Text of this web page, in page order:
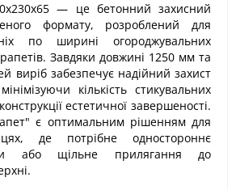
— це бетонний захисний
формату, розроблений для
по ширині огороджувальних
Завдяки довжині 1250 мм та
виріб забезпечує надійний захист
кількість стикувальних
естетичної завершеності.
є оптимальним рішенням для
де потрібне одностороннє
або щільне прилягання до